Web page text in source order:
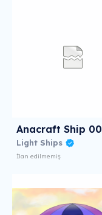
Anacraft Ship
Light Ships
İlan edilmemiş